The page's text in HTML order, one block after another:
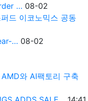
… 08-02
드 이코노믹스 공동
… 08-02
와 AI팩토리 구축